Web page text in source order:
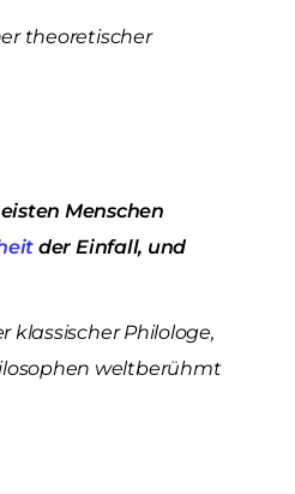
theoretischer
Menschen
der Einfall, und
klassischer Philologe,
weltberühmt